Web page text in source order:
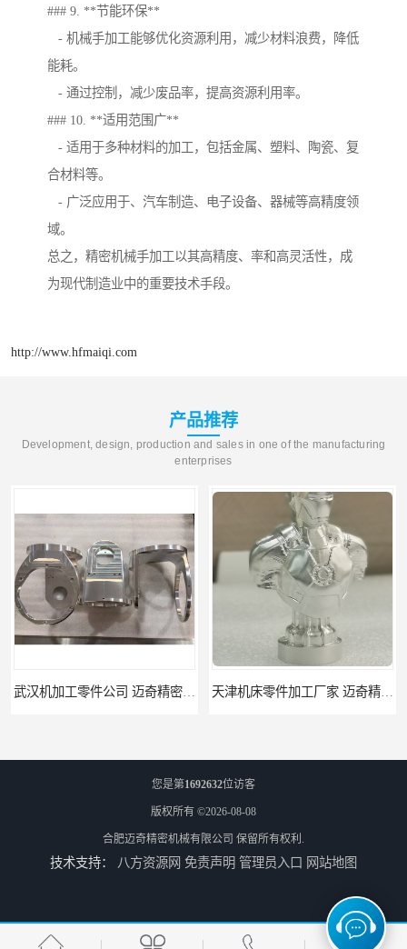
### 9. **节能环保**
- 机械手加工能够优化资源利用，减少材料浪费，降低
能耗。
- 通过控制，减少废品率，提高资源利用率。
### 10. **适用范围广**
- 适用于多种材料的加工，包括金属、塑料、陶瓷、复
合材料等。
- 广泛应用于、汽车制造、电子设备、器械等高精度领
域。
总之，精密机械手加工以其高精度、率和高灵活性，成
为现代制造业中的重要技术手段。
http://www.hfmaiqi.com
产品推荐
Development, design, production and sales in one of the manufacturing
enterprises
北京零配件机加工 迈奇精密机械 经验丰富 济南四轴零件加工服务 迈奇精密机械 批量订单可免费打样
您是第1692632位访客
版权所有 ©2026-08-08
合肥迈奇精密机械有限公司 保留所有权利.
技术支持： 八方资源网 免责声明 管理员入口 网站地图